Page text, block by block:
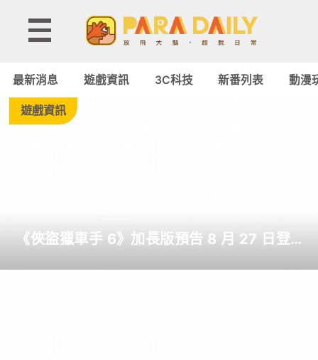
Tag:
1000XM6
-
遊
最新消息 遊戲資訊 3C科技 新番列表 動漫
遊戲資訊
《俠盜獵車手 6》加長版預告 8 月 27 日登